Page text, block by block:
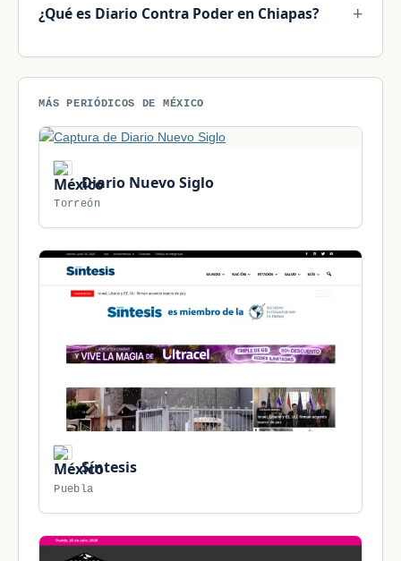
¿Qué es Diario Contra Poder en Chiapas?
MÁS PERIÓDICOS DE MÉXICO
Diario Nuevo Siglo
Torreón
Síntesis
Puebla